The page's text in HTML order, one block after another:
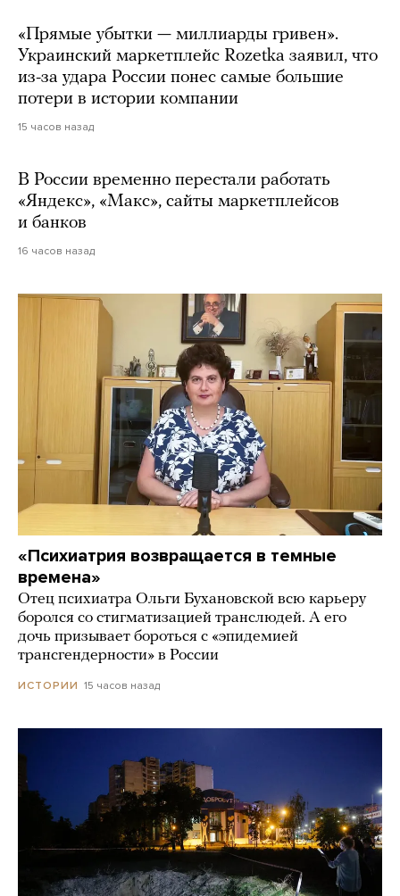
«Прямые убытки — миллиарды гривен».
Украинский маркетплейс Rozetka заявил, что
из-за удара России понес самые большие
потери в истории компании
15 часов назад
В России временно перестали работать
«Яндекс», «Макс», сайты маркетплейсов
и банков
16 часов назад
«Психиатрия возвращается в темные
времена»
Отец психиатра Ольги Бухановской всю карьеру
боролся со стигматизацией транслюдей. А его
дочь призывает бороться с «эпидемией
трансгендерности» в России
ИСТОРИИ 15 часов назад